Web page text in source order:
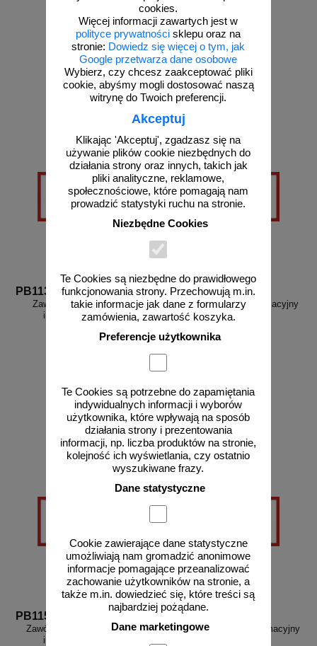
cookies.
Więcej informacji zawartych jest w
polityce prywatności sklepu oraz na
stronie: Dowiedz się więcej o tym, jak
Google przetwarza dane osobowe
Wybierz, czy chcesz zaakceptować pliki
cookie, abyśmy mogli dostosować naszą
witrynę do Twoich preferencji.
Akceptuj
Klikając 'Akceptuj', zgadzasz się na
używanie plików cookie niezbędnych do
działania strony oraz innych, takich jak
pliki analityczne, reklamowe,
społecznościowe, które pomagają nam
prowadzić statystyki ruchu na stronie.
Niezbędne Cookies
Te Cookies są niezbędne do prawidłowego
funkcjonowania strony. Przechowują m.in.
takie informacje jak dane z formularzy
zamówienia, zawartość koszyka.
Preferencje użytkownika
Te Cookies są potrzebne do zapamiętania
indywidualnych informacji i wyborów
użytkownika, które wpływają na sposób
działania strony i prezentowania
informacji, np. liczba produktów na stronie,
kolejność ich wyświetlania, czy ostatnio
wyszukiwane frazy.
Dane statystyczne
Cookie zawierające dane statystyczne
umożliwiają nam gromadzić anonimowe
informacje pomagające przeanalizować
zachowanie użytkowników na stronie, a
także m.in. dowiedzieć się, które treści są
najbardziej pożądane.
Dane marketingowe
od 27,36 zł
22,24 zł netto
do koszyka
od 27,36 zł
22,24 zł netto
do koszyka
PB113
Zawór wody gorącej - znak
informacyjny - PB113
od 27,36 zł
22,24 zł netto
do koszyka
PB114
Zawór wodny - znak informacyjny
- PB114
od 27,36 zł
22,24 zł netto
do koszyka
PB115
Zawór bezpieczeństwa - znak
informacyjny - PB115
PB116
Zawór parowy - znak informacyjny